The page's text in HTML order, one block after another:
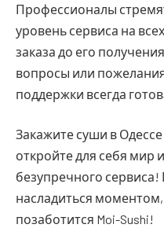
Профессионалы
уровень сервиса на
заказа до его
вопросы или
поддержки всегда
Закажите суши в Одессе
откройте для себя мир
безупречного сервиса!
насладиться моментом,
позаботится Moi-Sushi!